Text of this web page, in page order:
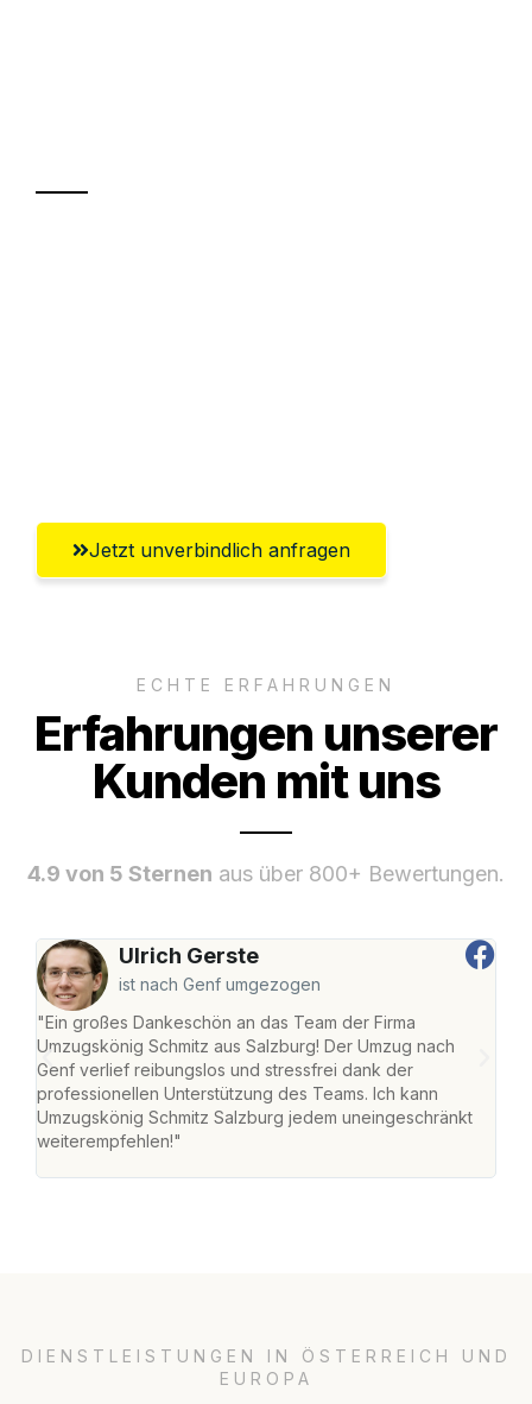
Jetzt unverbindlich anfragen
ECHTE ERFAHRUNGEN
Erfahrungen unserer
Kunden mit uns
4.9 von 5 Sternen aus über 800+ Bewertungen.
Ulrich Gerste
ist nach Genf umgezogen
"Ein großes Dankeschön an das Team der Firma
Umzugskönig Schmitz aus Salzburg! Der Umzug nach
Genf verlief reibungslos und stressfrei dank der
professionellen Unterstützung des Teams. Ich kann
Umzugskönig Schmitz Salzburg jedem uneingeschränkt
weiterempfehlen!"
DIENSTLEISTUNGEN IN ÖSTERREICH UND
EUROPA